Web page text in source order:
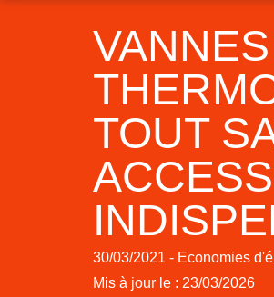
VANNES
TOUT
30/03/2021 - Economies
Mis à jour le : 23/03/2026